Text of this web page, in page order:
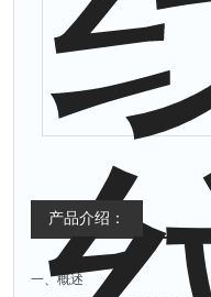
产品介绍：
一、概述